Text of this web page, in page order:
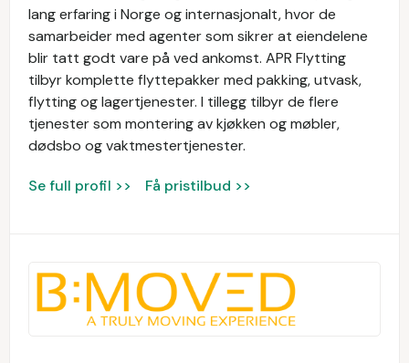
lang erfaring i Norge og internasjonalt, hvor de
samarbeider med agenter som sikrer at eiendelene
blir tatt godt vare på ved ankomst. APR Flytting
tilbyr komplette flyttepakker med pakking, utvask,
flytting og lagertjenester. I tillegg tilbyr de flere
tjenester som montering av kjøkken og møbler,
dødsbo og vaktmestertjenester.
Se full profil >> Få pristilbud >>